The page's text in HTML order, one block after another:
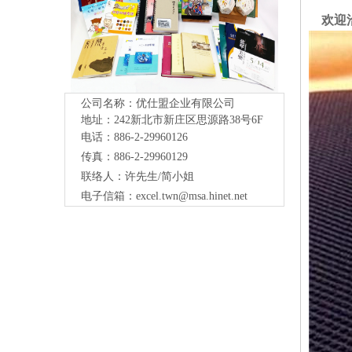
公司名称：优仕盟企业有限公司
地址：242新北市新庄区思源路38号6F
电话：886-2-29960126
传真：886-2-29960129
联络人：许先生/简小姐
电子信箱： excel.twn@msa.hinet.net
欢迎